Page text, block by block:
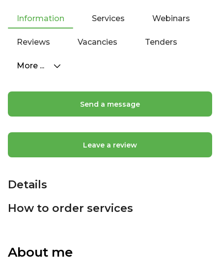
Information Services Webinars
Reviews Vacancies Tenders
More ...
About me
Send a message
Leave a review
Details
How to order services